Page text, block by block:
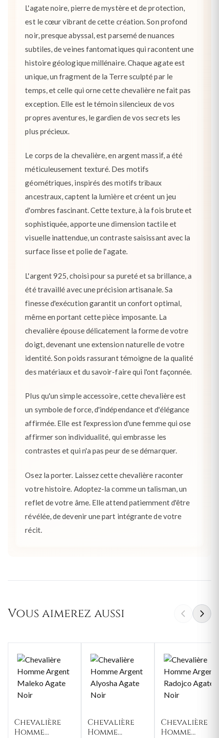
L'agate noire, pierre de mystère et de protection,
est le cœur vibrant de cette création. Son profond
noir, presque abyssal, est parsemé de nuances
subtiles, de veines fantomatiques qui racontent une
histoire géologique millénaire. Chaque agate est
unique, un fragment de la Terre sculpté par le
temps, et celle qui orne cette chevalière ne fait pas
exception. Elle est le témoin silencieux de vos
propres aventures, le gardien de vos secrets les
plus précieux.
Le corps de la chevalière, en argent massif, a été
méticuleusement texturé. Des motifs
géométriques, inspirés des motifs tribaux
ancestraux, captent la lumière et créent un jeu
d'ombres fascinant. Cette texture, à la fois brute et
sophistiquée, apporte une dimension tactile et
visuelle inattendue, un contraste saisissant avec la
surface lisse et polie de l'agate.
L'argent 925, choisi pour sa pureté et sa brillance, a
été travaillé avec une précision artisanale. Sa
finesse d'exécution garantit un confort optimal,
même en portant cette pièce imposante. La
chevalière épouse délicatement la forme de votre
doigt, devenant une extension naturelle de votre
identité. Son poids rassurant témoigne de la qualité
des matériaux et du savoir-faire qui l'ont façonnée.
Plus qu'un simple accessoire, cette chevalière est
un symbole de force, d'indépendance et d'élégance
affirmée. Elle est l'expression d'une femme qui ose
affirmer son individualité, qui embrasse les
contrastes et qui n'a pas peur de se démarquer.
Osez la porter. Laissez cette chevalière raconter
votre histoire. Adoptez-la comme un talisman, un
reflet de votre âme. Elle attend patiemment d'être
révélée, de devenir une part intégrante de votre
récit.
Vous aimerez aussi
Chevalière
Homme
Chevalière
Homme
Chevalière
Homme